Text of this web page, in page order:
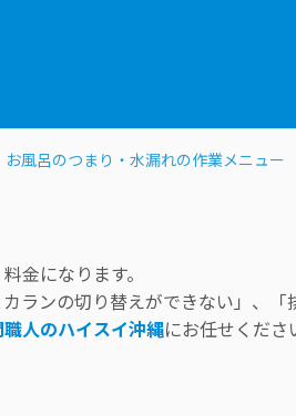
お風呂のつまり・水漏れの作業メニュー
金になります。
ランの切り替えができない」、「
人のハイスイ沖縄にお任せくださ